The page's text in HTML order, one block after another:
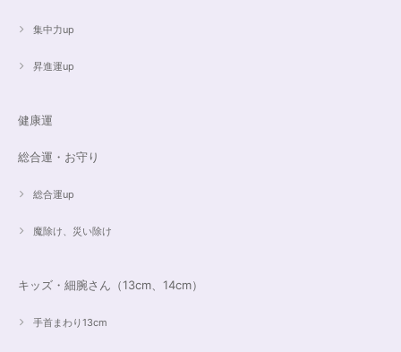
集中力up
昇進運up
健康運
総合運・お守り
総合運up
魔除け、災い除け
キッズ・細腕さん（13cm、14cm）
手首まわり13cm